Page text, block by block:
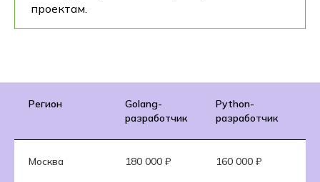
проектам.
Регион
Golang-
разработчик
Python-
разработчик
Москва 180 000 ₽ 160 000 ₽